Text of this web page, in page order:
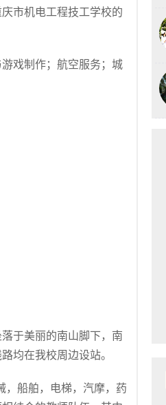
市机电工程技工学校的
戏制作；航空服务；城
于美丽的南山脚下，南
均在我校周边设站。
，船舶，电梯，汽摩，药